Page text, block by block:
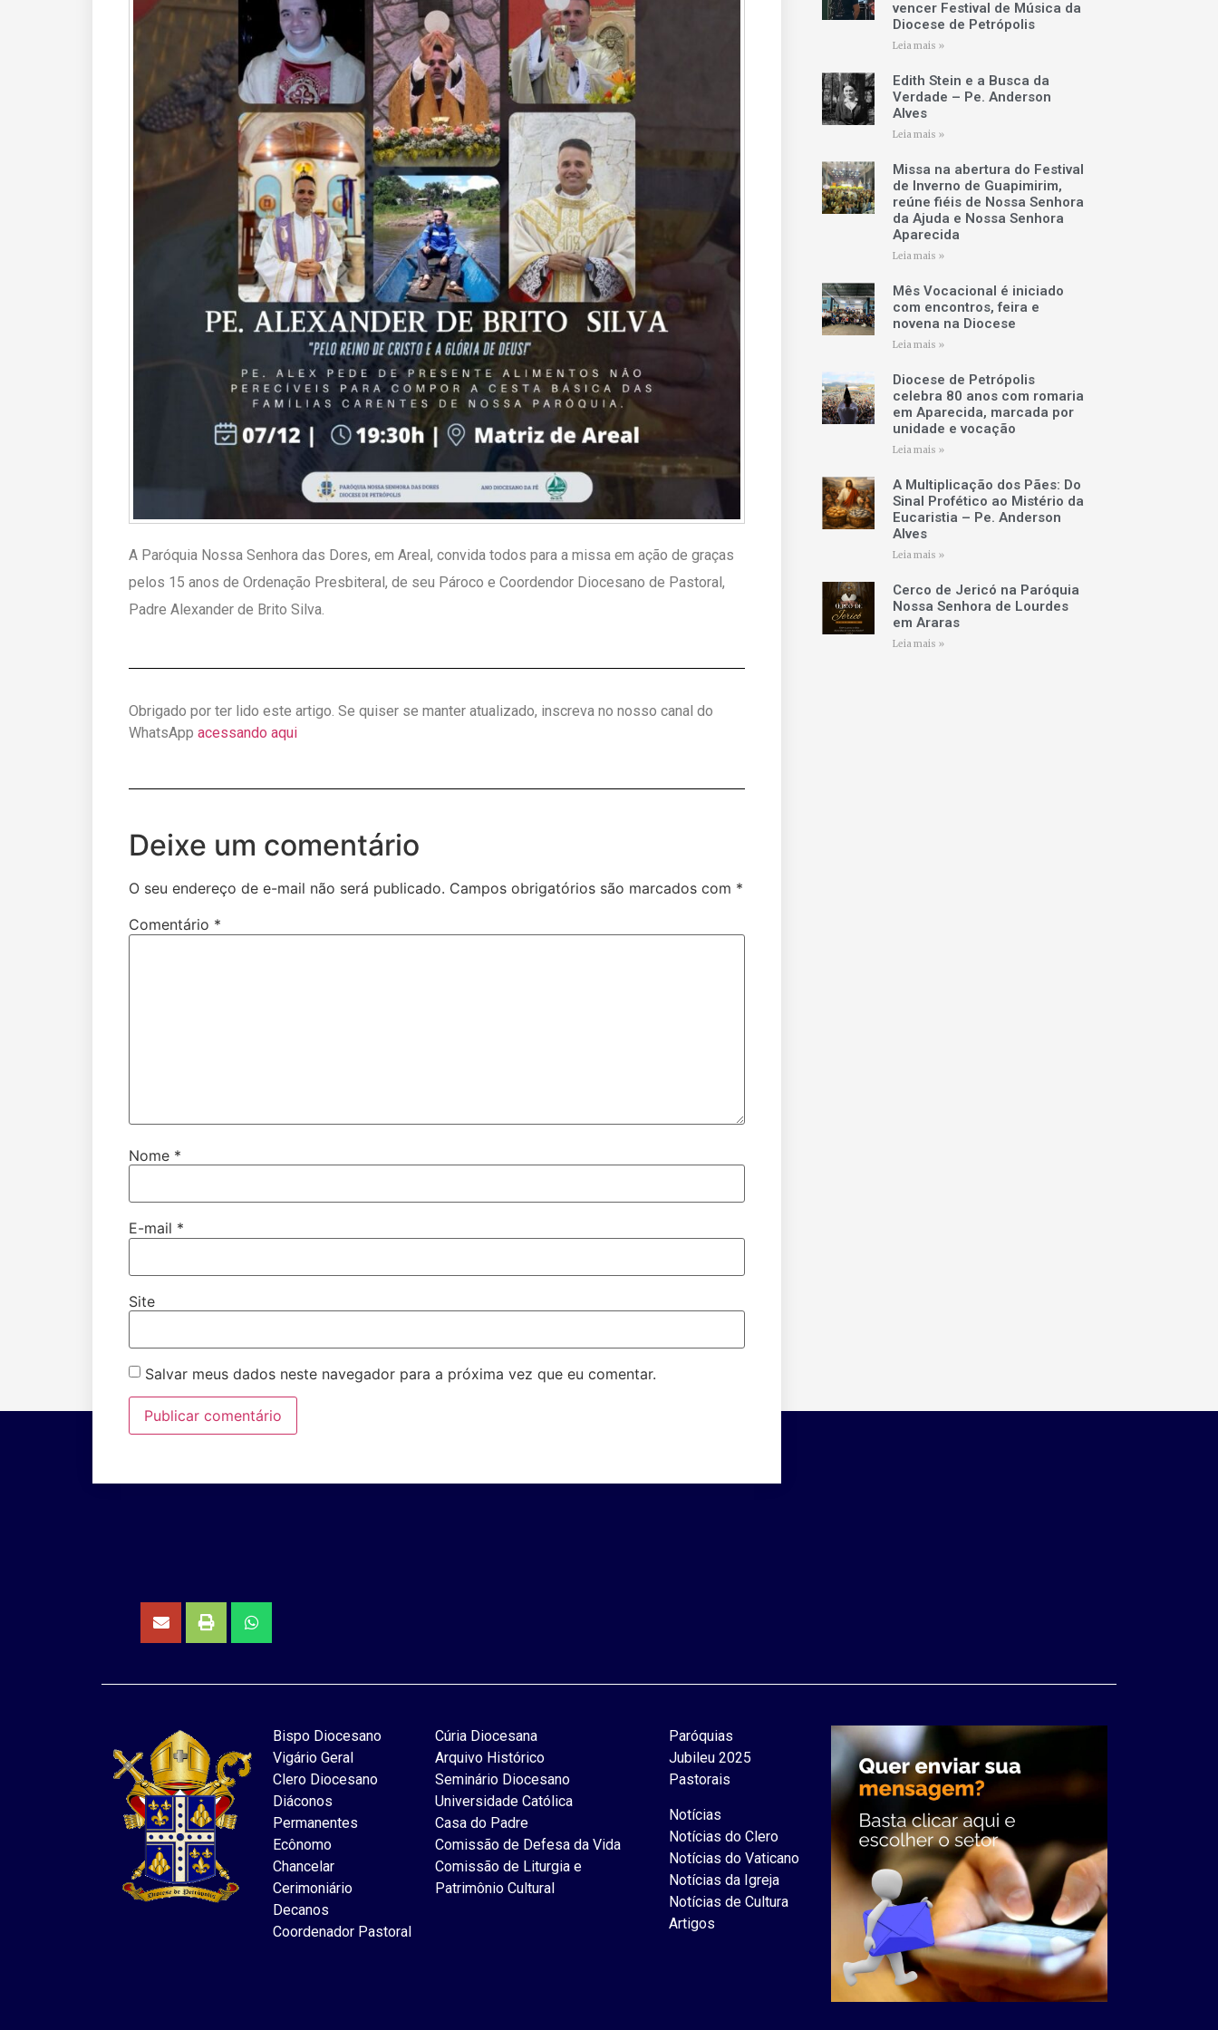
A Paróquia Nossa Senhora das Dores, em Areal, convida todos para a missa em ação de graças
pelos 15 anos de Ordenação Presbiteral, de seu Pároco e Coordendor Diocesano de Pastoral,
Padre Alexander de Brito Silva.
Obrigado por ter lido este artigo. Se quiser se manter atualizado, inscreva no nosso canal do
WhatsApp acessando aqui
Deixe um comentário
O seu endereço de e-mail não será publicado. Campos obrigatórios são marcados com *
Comentário *
Nome *
E-mail *
Site
Salvar meus dados neste navegador para a próxima vez que eu comentar.
vencer Festival de Música da
Diocese de Petrópolis
Leia mais »
Edith Stein e a Busca da
Verdade – Pe. Anderson
Alves
Leia mais »
Missa na abertura do Festival
de Inverno de Guapimirim,
reúne fiéis de Nossa Senhora
da Ajuda e Nossa Senhora
Aparecida
Leia mais »
Mês Vocacional é iniciado
com encontros, feira e
novena na Diocese
Leia mais »
Diocese de Petrópolis
celebra 80 anos com romaria
em Aparecida, marcada por
unidade e vocação
Leia mais »
A Multiplicação dos Pães: Do
Sinal Profético ao Mistério da
Eucaristia – Pe. Anderson
Alves
Leia mais »
Cerco de Jericó na Paróquia
Nossa Senhora de Lourdes
em Araras
Leia mais »
Bispo Diocesano
Vigário Geral
Clero Diocesano
Diáconos
Permanentes
Ecônomo
Chancelar
Cerimoniário
Decanos
Coordenador Pastoral
Cúria Diocesana
Arquivo Histórico
Seminário Diocesano
Universidade Católica
Casa do Padre
Comissão de Defesa da Vida
Comissão de Liturgia e
Patrimônio Cultural
Paróquias
Jubileu 2025
Pastorais
Notícias
Notícias do Clero
Notícias do Vaticano
Notícias da Igreja
Notícias de Cultura
Artigos